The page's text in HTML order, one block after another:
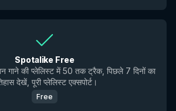
Spotalike Free
गाने की प्लेलिस्ट में 50 तक ट्रैक, पिछले 7 दिनों का
देखें, पूरी प्लेलिस्ट एक्सपोर्ट।
Free